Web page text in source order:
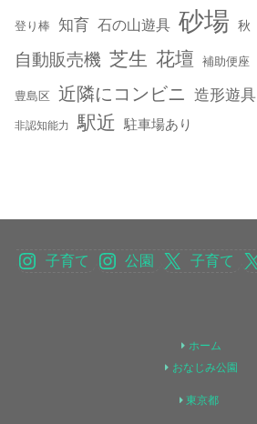
登り棒 知育 石の山遊具 砂場 秋
自動販売機 芝生 花壇 補助便座
豊島区 近隣にコンビニ 造形遊具
非認知能力 駅近 駐車場あり
子育て 公園 子育て
ホーム
おなじみ公園
東京都